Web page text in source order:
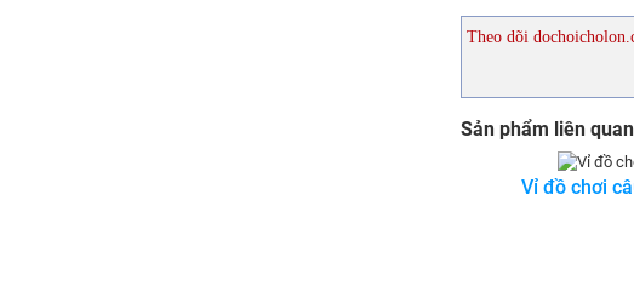
Theo dõi
Sản phẩm liên quan
Vỉ đồ chơi